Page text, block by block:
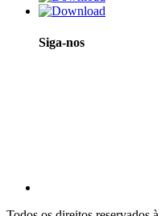
Siga-nos